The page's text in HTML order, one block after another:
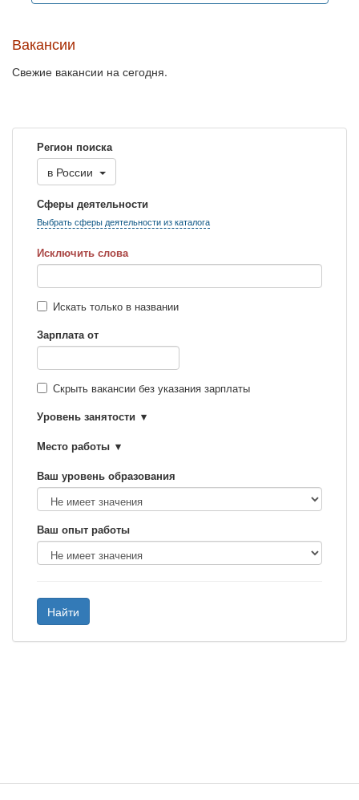
Вакансии
Свежие вакансии на сегодня.
Регион поиска
в России
Сферы деятельности
Выбрать сферы деятельности из каталога
Исключить слова
Искать только в названии
Зарплата от
Скрыть вакансии без указания зарплаты
Уровень занятости
Место работы
Ваш уровень образования
Ваш опыт работы
Найти